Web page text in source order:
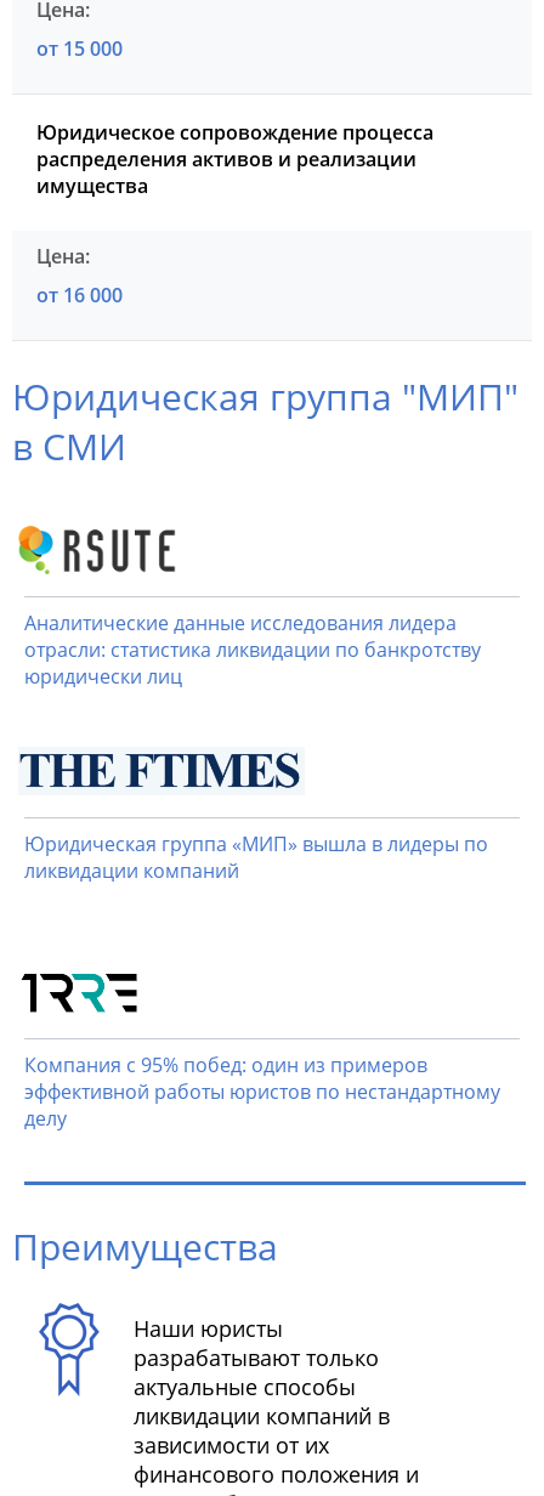
от 15 000
Юридическое сопровождение процесса
распределения активов и реализации
имущества
от 16 000
Юридическая группа "МИП"
в СМИ
Аналитические данные исследования лидера
отрасли: статистика ликвидации по банкротству
юридически лиц
Юридическая группа «МИП» вышла в лидеры по
ликвидации компаний
Компания с 95% побед: один из примеров
эффективной работы юристов по нестандартному
делу
Преимущества
Наши юристы
разрабатывают только
актуальные способы
ликвидации компаний в
зависимости от их
финансового положения и